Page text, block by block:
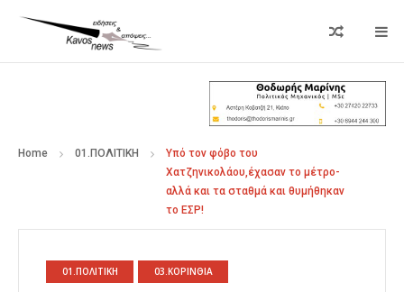
Home 01.ΠΟΛΙΤΙΚΗ
Υπό τον φόβο του
Χατζηνικολάου,έχασαν το μέτρο-
αλλά και τα σταθμά και θυμήθηκαν
το ΕΣΡ!
01.ΠΟΛΙΤΙΚΗ 03.ΚΟΡΙΝΘΙΑ